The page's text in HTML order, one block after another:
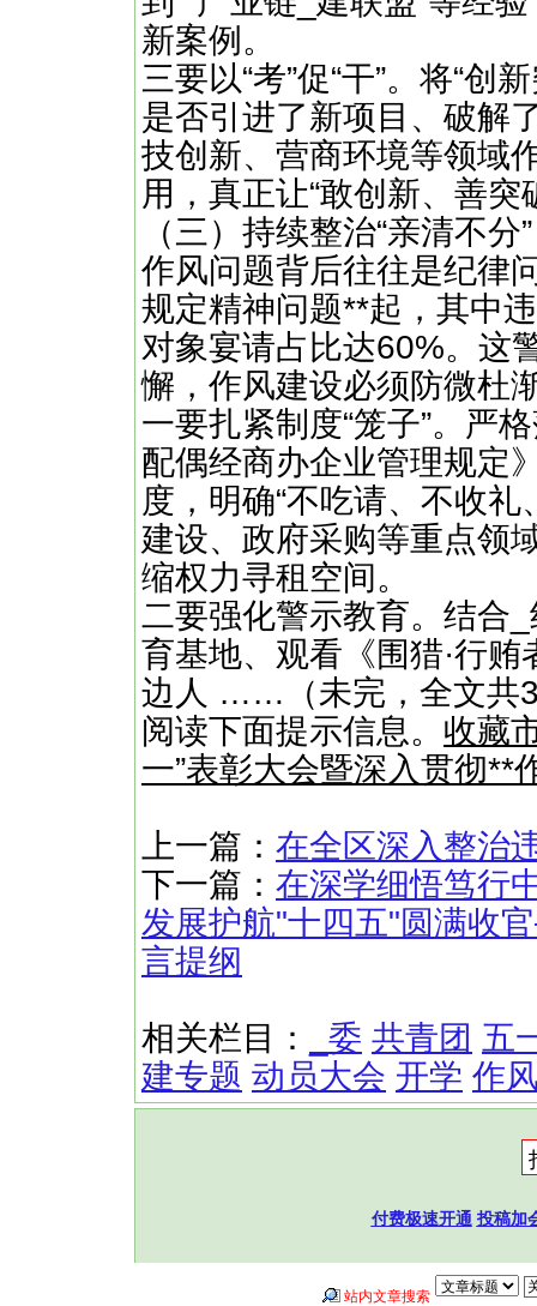
新案例。
三要以“考”促“干”。将“创
是否引进了新项目、破解
技创新、营商环境等领域
用，真正让“敢创新、善
（三）持续整治“亲清不
作风问题背后往往是纪律
规定精神问题**起，其中
对象宴请占比达60%。这
懈，作风建设必须防微杜
一要扎紧制度“笼子”。严
配偶经商办企业管理规定
度，明确“不吃请、不收
建设、政府采购等重点领
缩权力寻租空间。
二要强化警示教育。结合
育基地、观看《围猎·行
边人 ……（未完，全文共
阅读下面提示信息。 收藏
一”表彰大会暨深入贯彻**
上一篇： 在全区深入整治
下一篇： 在深学细悟笃行
发展护航"十四五"圆满收
言提纲
相关栏目： _委 共青团 五
建专题 动员大会 开学 作
付费极速开通 投稿加
站内文章搜索